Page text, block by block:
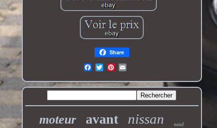
Share
moteur avant nissan neuf